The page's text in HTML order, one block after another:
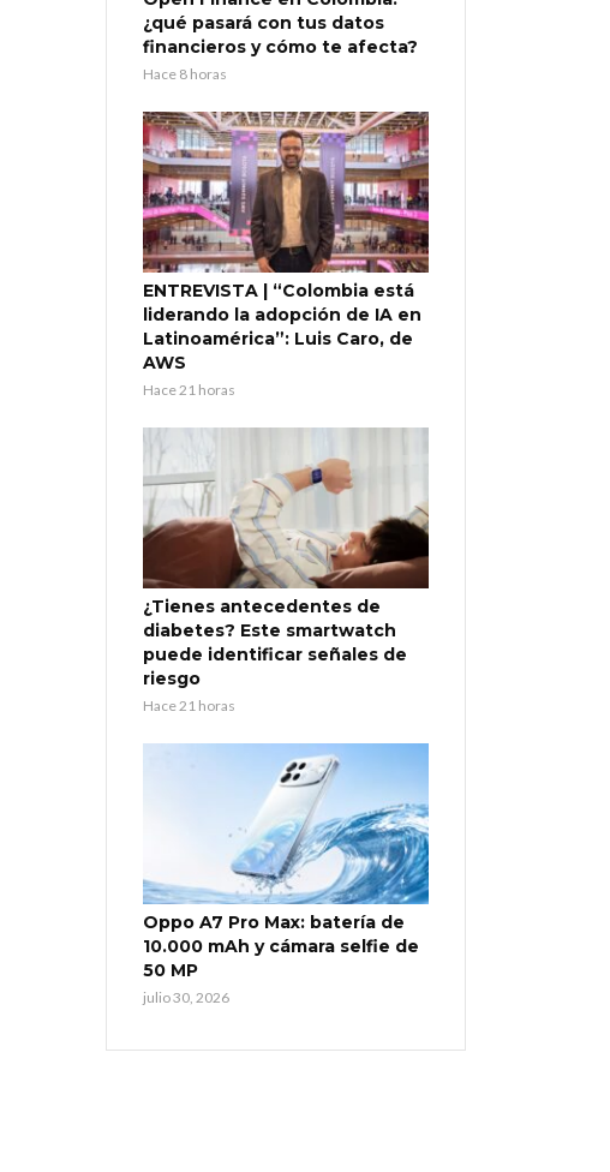
¿qué pasará con tus datos
financieros y cómo te afecta?
Hace 8 horas
ENTREVISTA | “Colombia está
liderando la adopción de IA en
Latinoamérica”: Luis Caro, de
AWS
Hace 21 horas
¿Tienes antecedentes de
diabetes? Este smartwatch
puede identificar señales de
riesgo
Hace 21 horas
Oppo A7 Pro Max: batería de
10.000 mAh y cámara selfie de
50 MP
julio 30, 2026